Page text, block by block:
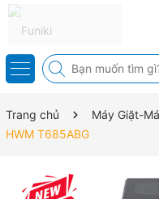
Trang chủ Máy Giặt-
HWM T685ABG